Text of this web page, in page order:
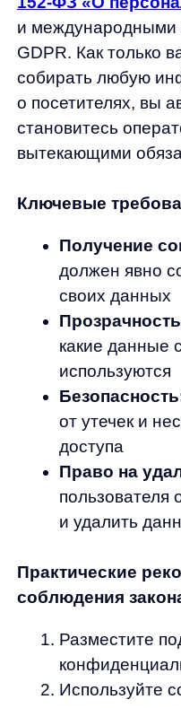
и удалить данные
Практические
соблюдения закона:
Разместите
Используйте
Внедрите
Регулярно
Обеспечьте
собранной
Нарушение
к штрафам до 18 млн
ущербу репутации
Как собирать
практики и
Эффективный сбор
комплексного подхода